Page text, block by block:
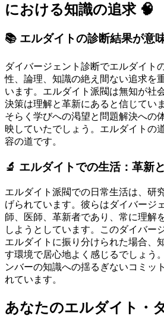
における知識の追求 🧠
📚 エルダイトの診断結果が意
ダイバージェント診断でエルダイト
性、論理、知識の絶え間ない追求を
います。エルダイト派閥は無知が社
決策は理解と革新にあると信じてい
そらく学びへの渇望と問題解決への
映していたでしょう。エルダイトの
容の道です。
🔬 エルダイトでの生活：革新
エルダイト派閥での日常生活は、研
げられています。彼らはダイバージ
師、医師、革新者であり、常に理解
しようとしています。このダイバー
エルダイトに振り分けられた場合、
す環境で居心地よく感じるでしょう
ンバーの知識への揺るぎないコミッ
れています。
あなたのエルダイト・